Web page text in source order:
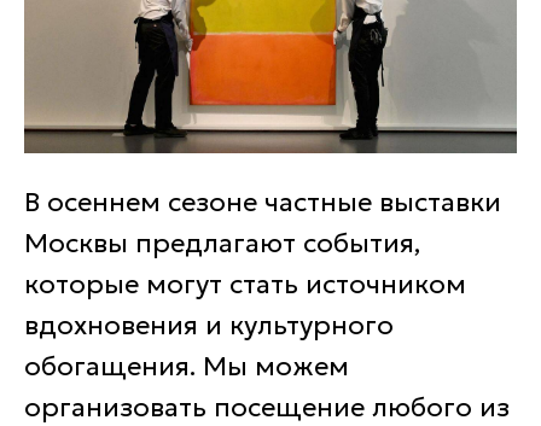
В осеннем сезоне частные выставки
Москвы предлагают события,
которые могут стать источником
вдохновения и культурного
обогащения. Мы можем
организовать посещение любого из